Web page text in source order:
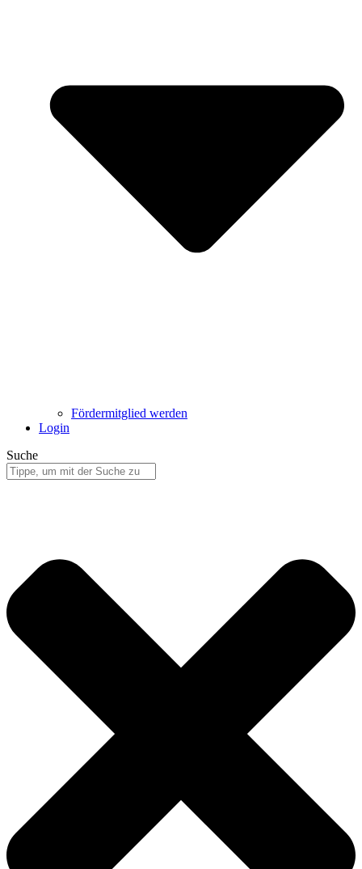
Fördermitglied werden
Login
Suche